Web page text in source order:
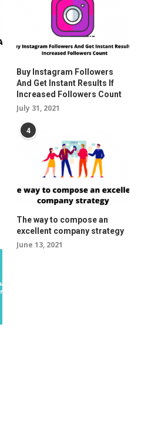
Buy Instagram Followers
And Get Instant Results If
Increased Followers Count
July 31, 2021
4
The way to compose an
excellent company strategy
June 13, 2021